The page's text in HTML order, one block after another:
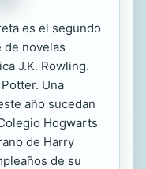
es el segundo
de novelas
J.K. Rowling.
Una
año sucedan
Hogwarts
de Harry
de su